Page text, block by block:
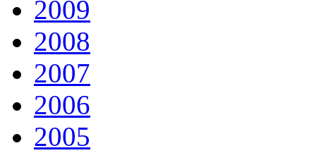
2009
2008
2007
2006
2005